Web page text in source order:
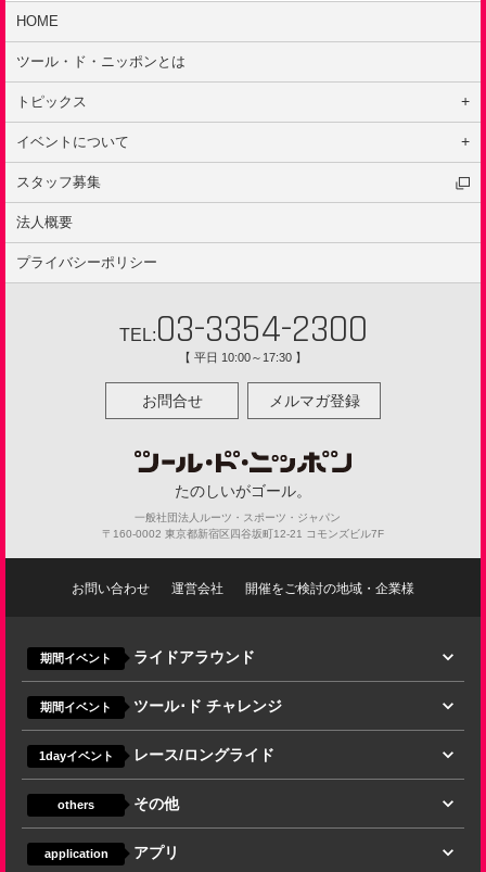
HOME
ツール・ド・ニッポンとは
トピックス
はじめての方へ
キャンペーン
インタビュー
ニュース
イベント
イベントについて
イベントの種類
ルール
安全ポリシー
スタッフ募集
法人概要
プライバシーポリシー
TEL:03-3354-2300
【 平日 10:00～17:30 】
お問合せ メルマガ登録
たのしいがゴール。
一般社団法人ルーツ・スポーツ・ジャパン
〒160-0002 東京都新宿区四谷坂町12-21 コモンズビル7F
お問い合わせ 運営会社 開催をご検討の地域・企業様
期間イベント ライドアラウンド
期間イベント ツール･ド チャレンジ
1dayイベント レース/ロングライド
others その他
application アプリ